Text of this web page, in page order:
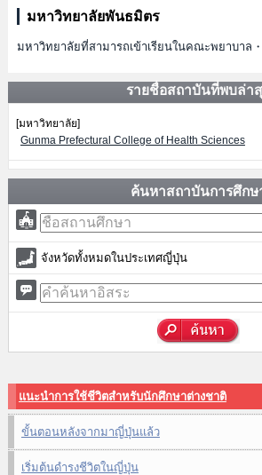
มหาวิทยาลัยพันธมิตร
มหาวิทยาลัยที่สามารถเข้าเรียนในคณะพยาบาล
รายชื่อสถาบันที่พบล่า
[มหาวิทยาลัย]
Gunma Prefectural College of Health Sciences
ค้นหาสถาบันการศึกษ
จังหวัดทั้งหมดในประเทศญี่ปุ่น
แนะนำการใช้ชีวิตสำหรับนักศึกษาต่างชาติ
ขั้นตอนหลังจากมาญี่ปุ่นแล้ว
เริ่มต้นดำรงชีวิตในญี่ปุ่น